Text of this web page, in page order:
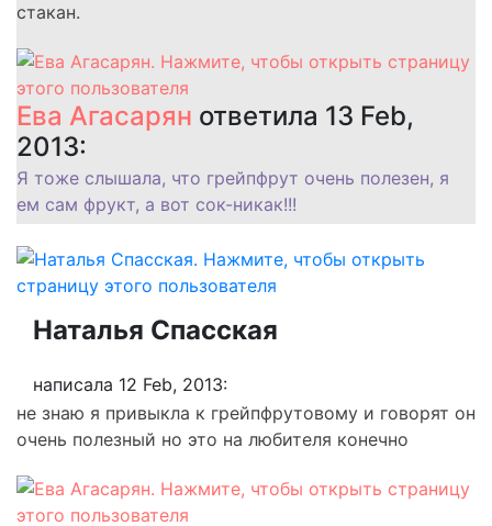
стакан.
Ева Агасарян ответила 13 Feb,
2013:
Я тоже слышала, что грейпфрут очень полезен, я
ем сам фрукт, а вот сок-никак!!!
Наталья Спасская
написала 12 Feb, 2013:
не знаю я привыкла к грейпфрутовому и говорят он
очень полезный но это на любителя конечно